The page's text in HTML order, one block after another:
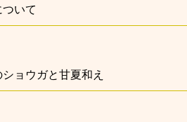
いて
ョウガと甘夏和え